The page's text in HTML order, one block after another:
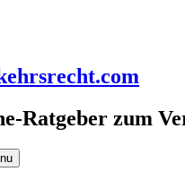
Ratgeber zum